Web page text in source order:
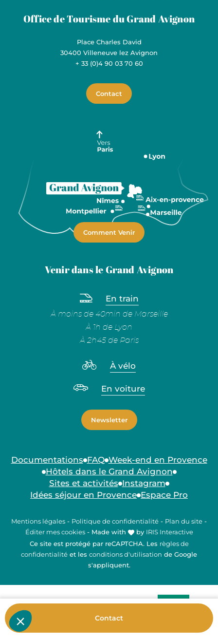
Contact
Grand Avignon Tourisme
Office de Tourisme du Grand Avignon
Place Charles David
30400 Villeneuve lez Avignon
+ 33 (0)4 90 03 70 60
Contact
Comment Venir
Venir dans le Grand Avignon
En train
À moins de 40min de Marseille
À 1h de Lyon
À 2h45 de Paris
À vélo
En voiture
Newsletter
Documentations FAQ Week-end en Provence
Hôtels dans le Grand Avignon
Sites et activités Instagram
Idées séjour en Provence Espace Pro
Mentions légales - Politique de confidentialité - Plan du site -
Éditer mes cookies - Made with by IRIS Interactive
Ce site est protégé par reCAPTCHA. Les règles de
confidentialité et les conditions d'utilisation de Google
s'appliquent.